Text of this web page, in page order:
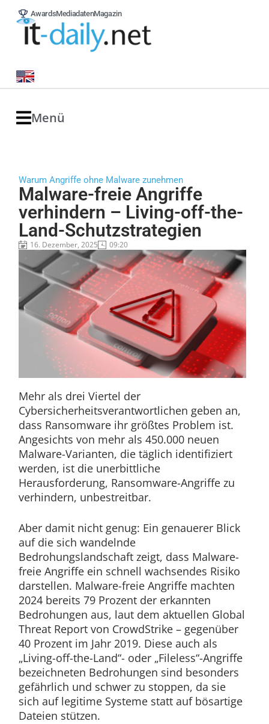
AwardsMediadatenMagazin
Menü
Warum Angriffe ohne Malware zunehmen
Malware-freie Angriffe
verhindern – Living-off-the-
Land-Schutzstrategien
16. Dezember, 2025 09:20
Mehr als drei Viertel der
Cybersicherheitsverantwortlichen geben an,
dass Ransomware ihr größtes Problem ist.
Angesichts von mehr als 450.000 neuen
Malware-Varianten, die täglich identifiziert
werden, ist die unerbittliche
Herausforderung, Ransomware-Angriffe zu
verhindern, unbestreitbar.
Aber damit nicht genug: Ein genauerer Blick
auf die sich wandelnde
Bedrohungslandschaft zeigt, dass Malware-
freie Angriffe ein schnell wachsendes Risiko
darstellen. Malware-freie Angriffe machten
2024 bereits 79 Prozent der erkannten
Bedrohungen aus, laut dem aktuellen Global
Threat Report von CrowdStrike – gegenüber
40 Prozent im Jahr 2019. Diese auch als
„Living-off-the-Land“- oder „Fileless“-Angriffe
bezeichneten Bedrohungen sind besonders
gefährlich und schwer zu stoppen, da sie
sich auf legitime Systeme statt auf bösartige
Dateien stützen.